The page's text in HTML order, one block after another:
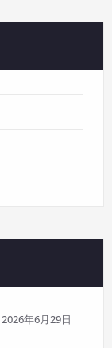
2026年6月29日